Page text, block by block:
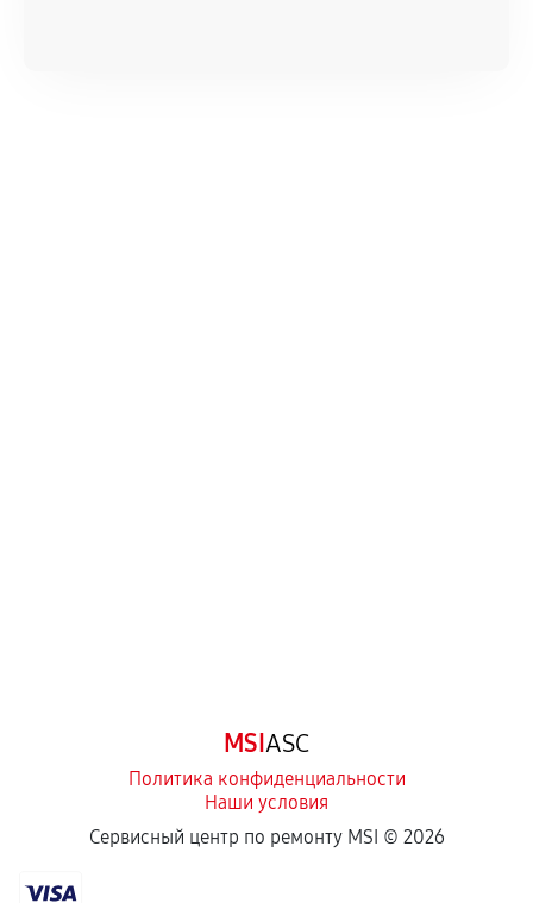
отдельных условиях.
Если комплектующие куплены
MSIASC
Политика конфиденциальности
Наши условия
Сервисный центр по ремонту MSI © 2026